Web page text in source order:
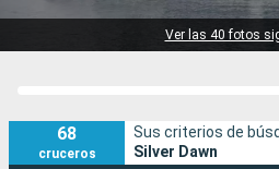
Ver las 40 fotos
68
cruceros
Sus criterios de
Silver Dawn